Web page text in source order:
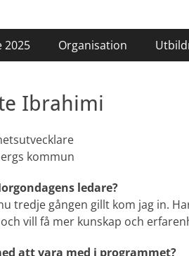
2025 Organisation
Ibrahimi
kommun
ledare?
tredje gången gillt kom jag in.
vill få mer kunskap och
att vara med i programmet?